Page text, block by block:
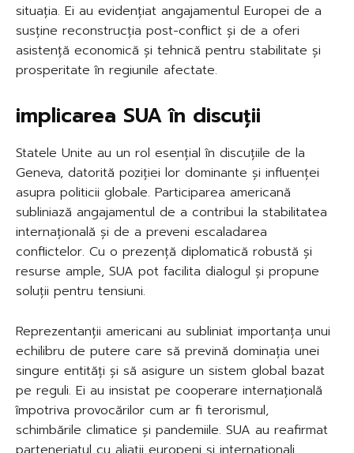
situația. Ei au evidențiat angajamentul Europei de a
susține reconstrucția post-conflict și de a oferi
asistență economică și tehnică pentru stabilitate și
prosperitate în regiunile afectate.
implicarea SUA în discuții
Statele Unite au un rol esențial în discuțiile de la
Geneva, datorită poziției lor dominante și influenței
asupra politicii globale. Participarea americană
subliniază angajamentul de a contribui la stabilitatea
internațională și de a preveni escaladarea
conflictelor. Cu o prezență diplomatică robustă și
resurse ample, SUA pot facilita dialogul și propune
soluții pentru tensiuni.
Reprezentanții americani au subliniat importanța unui
echilibru de putere care să prevină dominația unei
singure entități și să asigure un sistem global bazat
pe reguli. Ei au insistat pe cooperare internațională
împotriva provocărilor cum ar fi terorismul,
schimbările climatice și pandemiile. SUA au reafirmat